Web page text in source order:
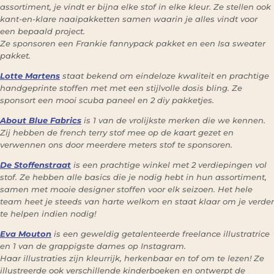
assortiment, je vindt er bijna elke stof in elke kleur. Ze stellen ook
kant-en-klare naaipakketten samen waarin je alles vindt voor
een bepaald project.
Ze sponsoren een Frankie fannypack pakket en een Isa sweater
pakket.
Lotte Martens staat bekend om eindeloze kwaliteit en prachtige
handgeprinte stoffen met met een stijlvolle dosis bling. Ze
sponsort een mooi scuba paneel en 2 diy pakketjes.
About Blue Fabrics is 1 van de vrolijkste merken die we kennen.
Zij hebben de french terry stof mee op de kaart gezet en
verwennen ons door meerdere meters stof te sponsoren.
De Stoffenstraat is een prachtige winkel met 2 verdiepingen vol
stof. Ze hebben alle basics die je nodig hebt in hun assortiment,
samen met mooie designer stoffen voor elk seizoen. Het hele
team heet je steeds van harte welkom en staat klaar om je verder
te helpen indien nodig!
Eva Mouton is een geweldig getalenteerde freelance illustratrice
en 1 van de grappigste dames op Instagram.
Haar illustraties zijn kleurrijk, herkenbaar en tof om te lezen! Ze
illustreerde ook verschillende kinderboeken en ontwerpt de